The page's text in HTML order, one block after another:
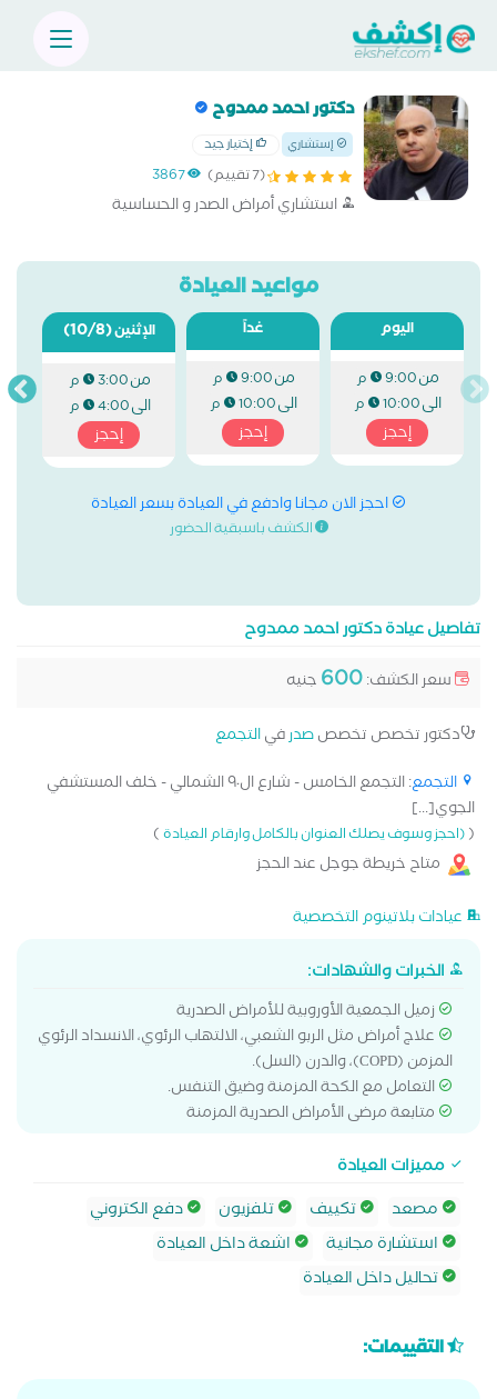
دكتور احمد ممدوح
إستشاري إختيار جيد
(7 تقييم) 3867
استشاري أمراض الصدر و الحساسية
مواعيد العيادة
اليوم
من9:00 م
الى10:00 م
إحجز
غداً
من9:00 م
الى10:00 م
إحجز
الإثنين(10/8)
من3:00 م
الى4:00 م
إحجز
احجز الان مجانا وادفع في العيادة بسعر العيادة
الكشف باسبقية الحضور
تفاصيل عيادة دكتور احمد ممدوح
سعر الكشف:600 جنيه
دكتور تخصص تخصصصدرفيالتجمع
التجمع
: التجمع الخامس - شارع ال٩٠ الشمالي - خلف المستشفي
الجوي[...]
((احجز وسوف يصلك العنوان بالكامل وارقام العيادة)
متاح خريطة جوجل عند الحجز
عيادات بلاتينوم التخصصية
الخبرات والشهادات:
زميل الجمعية الأوروبية للأمراض الصدرية
علاج أمراض مثل الربو الشعبي، الالتهاب الرئوي، الانسداد الرئوي
المزمن (COPD)، والدرن (السل).
التعامل مع الكحة المزمنة وضيق التنفس.
متابعة مرضى الأمراض الصدرية المزمنة
مميزات العيادة
مصعد
تكييف تلفزيون
دفع الكتروني
استشارة مجانية
اشعة داخل العيادة
تحاليل داخل العيادة
التقييمات: